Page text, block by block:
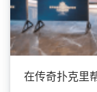
在传奇扑克里